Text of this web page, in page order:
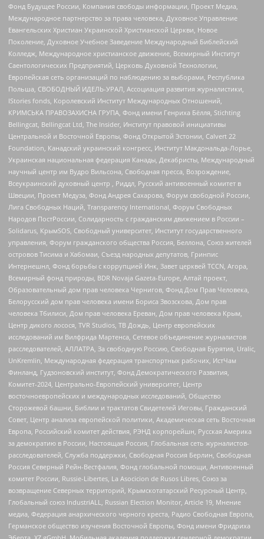
Фонд Будущее России, Компания свободы информации, Проект Медиа,
Международное партнерство за права человека, Духовное Управление
Евангельских Христиан Украинской Христианской Церкви, Новое
Поколение, Духовное Учебное Заведение Международный Библейский
Колледж, Международное христианское движение, Всемирный Институт
Саентологических Предприятий, Церковь Духовной Технологии,
Европейская сеть организаций по наблюдению за выборами, Республика
Польша, СВОБОДНЫЙ ИДЕЛЬ-УРАЛ, Ассоциация развития журналистики,
IStories fonds, Королевский Институт Международных Отношений,
КРИМСЬКА ПРАВОЗАХИСНА ГРУПА, Фонд имени Генриха Бёлля, Stichting
Bellingcat, Bellingcat Ltd, The Insider, Институт правовой инициативы
Центральной и Восточной Европы, Фонд Открытой Эстонии, Calvert 22
Foundation, Канадский украинский конгресс, Институт Макдональда-Лорье,
Украинская национальная федерация Канады, Декабристы, Международный
научный центр им Вудро Вильсона, Свободная пресса, Возрождение,
Всеукраинский духовный центр , Риддл, Русский антивоенный комитет в
Швеции, Проект Медуза, Фонд Андрея Сахарова, Форум свободной России,
Лига Свободных Наций, Transparеncy International, Форум Свободных
Народов ПостРоссии, Солидарность с гражданским движением в России –
Solidarus, КрымSOS, Свободный университет, Институт государственного
управления, Форум гражданского общества Россия, Беллона, Союз жителей
островов Тисима и Хабомаи, Съезд народных депутатов, Гринпис
Интернешнл, Фонд борьбы с коррупцией Инк, Завет церквей TCCN, Агора,
Всемирный фонд природы, BDR Novaja Gazeta-Europe, Алтай проект,
Образовательный дом прав человека Чернигов, Фонд Дом Прав Человека,
Белорусский дом прав человека имени Бориса Звозскова, Дом прав
человека Тбилиси, Дом прав человека Ереван, Дом прав человека Крым,
Центр дикого лосося, TVR Studios, ТВ Дождь, Центр европейских
исследований им Вилфрида Мартенса, Сетевое объединение журналистов
расследователей, АЛЛАТРА, За свободную Россию, Свободная Бурятия, Uralic,
UnKremlin, Международная федерация транспортных рабочих, ИстЧам
Финланд, Гудзоновский институт, Фонд Демократического Развития,
Комитет-2024, Центрально-Европейский университет, Центр
восточноевропейских и международных исследований, Общество
Сторожевой башни, Библии и трактатов Свидетелей Иеговы, Гражданский
Совет, Центр анализа европейской политики, Академическая сеть Восточная
Европа, Российский комитет действия, РЭНД корпорейшн, Русская Америка
за демократию в России, Настоящая Россия, Глобальная сеть журналистов-
расследователей, Служба поддержки, Свободная Россия Берлин, Свободная
Россия Северный Рейн-Вестфалия, Фонд глобальной помощи, Антивоенный
комитет России, Russie-Libertes, La Asocicion de Rusos Libres, Союз за
возвращение Северных территорий, Крымскотатарский Ресурсный Центр,
Глобальный союз IndustriALL, Russian Election Monitor, Article 19, Мнение
медиа, Федерация анархического черного креста, Радио Свободная Европа,
Германское общество изучения Восточной Европы, Фонд имени Фридриха